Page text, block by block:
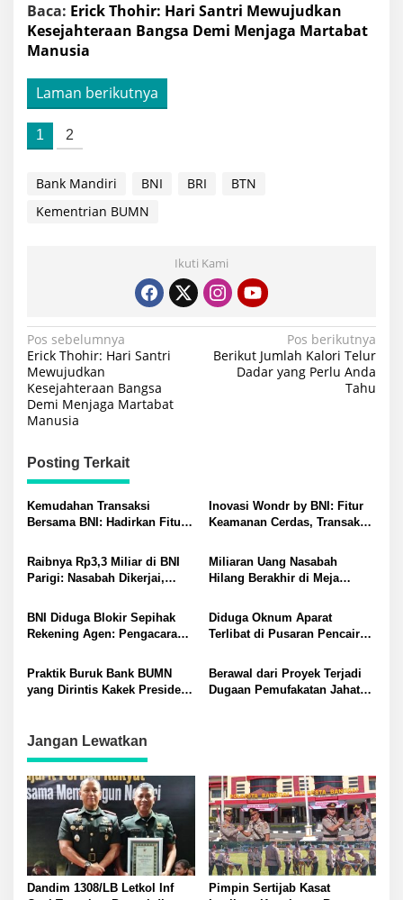
Baca: Erick Thohir: Hari Santri Mewujudkan
Kesejahteraan Bangsa Demi Menjaga Martabat
Manusia
Laman berikutnya
1 2
Bank Mandiri BNI BRI
BTN
Kementrian BUMN
Ikuti Kami
Navigasi
pos
Pos sebelumnya
Erick Thohir: Hari Santri
Mewujudkan
Kesejahteraan Bangsa
Demi Menjaga Martabat
Manusia
Pos berikutnya
Berikut Jumlah Kalori Telur
Dadar yang Perlu Anda
Tahu
Posting Terkait
Kemudahan Transaksi
Bersama BNI: Hadirkan Fitur
Inovasi Wondr by BNI: Fitur
Keamanan Cerdas, Transaksi
Telepon Masuk
Raibnya Rp3,3 Miliar di BNI
Parigi: Nasabah Dikerjai,
Miliaran Uang Nasabah
Hilang Berakhir di Meja
Rp 3 Miliar Lebih
BNI Diduga Blokir Sepihak
Rekening Agen: Pengacara
Polisi Bank Rintisan Kakek
Presiden Prabowo
Diduga Oknum Aparat
Terlibat di Pusaran Pencairan
Pengusaha Merugi Ratusan
Juta
Praktik Buruk Bank BUMN
yang Dirintis Kakek Presiden
Konfirmasi: Diduga ada
Pemalsuan Tanda Tangan
Berawal dari Proyek Terjadi
Dugaan Pemufakatan Jahat
Jangan Lewatkan
Dandim 1308/LB Letkol Inf
Pimpin Sertijab Kasat